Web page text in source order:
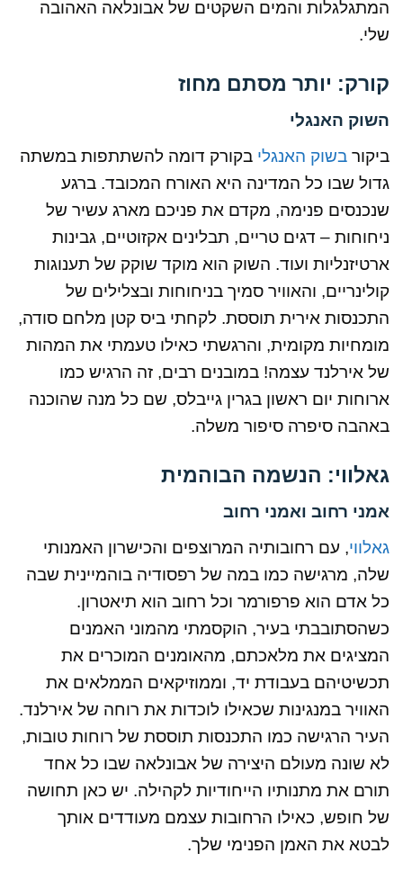
המתגלגלות והמים השקטים של אבונלאה האהובה
שלי.
קורק: יותר מסתם מחוז
השוק האנגלי
ביקור בשוק האנגלי בקורק דומה להשתתפות במשתה
גדול שבו כל המדינה היא האורח המכובד. ברגע
שנכנסים פנימה, מקדם את פניכם מארג עשיר של
ניחוחות – דגים טריים, תבלינים אקזוטיים, גבינות
ארטיזנליות ועוד. השוק הוא מוקד שוקק של תענוגות
קולינריים, והאוויר סמיך בניחוחות ובצלילים של
התכנסות אירית תוססת. לקחתי ביס קטן מלחם סודה,
מומחיות מקומית, והרגשתי כאילו טעמתי את המהות
של אירלנד עצמה! במובנים רבים, זה הרגיש כמו
ארוחות יום ראשון בגרין גייבלס, שם כל מנה שהוכנה
באהבה סיפרה סיפור משלה.
גאלווי: הנשמה הבוהמית
אמני רחוב ואמני רחוב
גאלווי, עם רחובותיה המרוצפים והכישרון האמנותי
שלה, מרגישה כמו במה של רפסודיה בוהמיינית שבה
כל אדם הוא פרפורמר וכל רחוב הוא תיאטרון.
כשהסתובבתי בעיר, הוקסמתי מהמוני האמנים
המציגים את מלאכתם, מהאומנים המוכרים את
תכשיטיהם בעבודת יד, וממוזיקאים הממלאים את
האוויר במנגינות שכאילו לוכדות את רוחה של אירלנד.
העיר הרגישה כמו התכנסות תוססת של רוחות טובות,
לא שונה מעולם היצירה של אבונלאה שבו כל אחד
תורם את מתנותיו הייחודיות לקהילה. יש כאן תחושה
של חופש, כאילו הרחובות עצמם מעודדים אותך
לבטא את האמן הפנימי שלך.